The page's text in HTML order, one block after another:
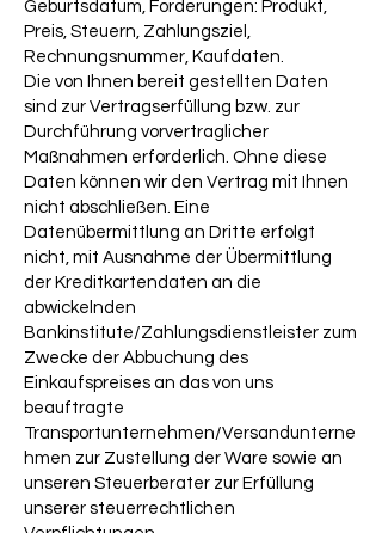
Geburtsdatum, Forderungen: Produkt,
Preis, Steuern, Zahlungsziel,
Rechnungsnummer, Kaufdaten.
Die von Ihnen bereit gestellten Daten
sind zur Vertragserfüllung bzw. zur
Durchführung vorvertraglicher
Maßnahmen erforderlich. Ohne diese
Daten können wir den Vertrag mit Ihnen
nicht abschließen. Eine
Datenübermittlung an Dritte erfolgt
nicht, mit Ausnahme der Übermittlung
der Kreditkartendaten an die
abwickelnden
Bankinstitute/Zahlungsdienstleister zum
Zwecke der Abbuchung des
Einkaufspreises an das von uns
beauftragte
Transportunternehmen/Versandunterne
hmen zur Zustellung der Ware sowie an
unseren Steuerberater zur Erfüllung
unserer steuerrechtlichen